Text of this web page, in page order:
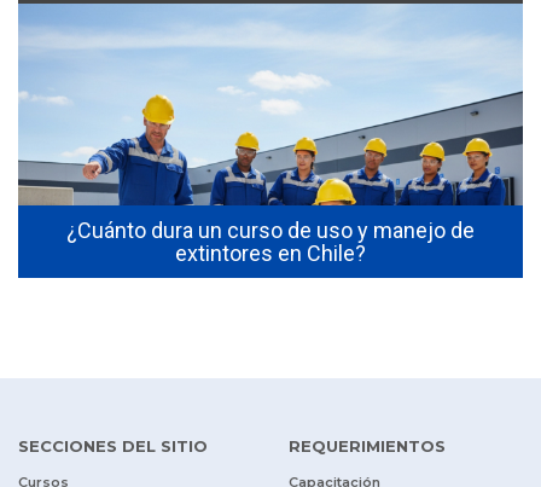
¿Cuánto dura un curso de uso y manejo de
extintores en Chile?
SECCIONES DEL SITIO
Cursos
REQUERIMIENTOS
Capacitación